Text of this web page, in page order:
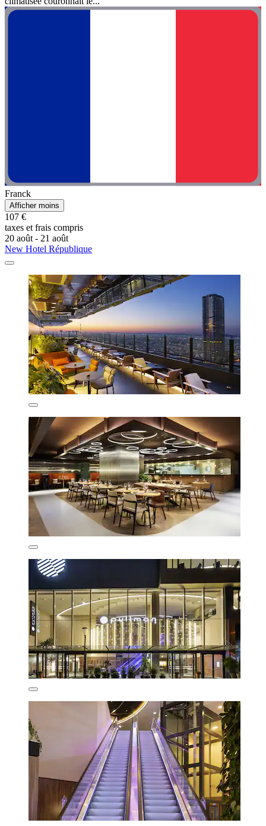
Franck
Afficher moins
107 €
taxes et frais compris
20 août - 21 août
New Hotel République